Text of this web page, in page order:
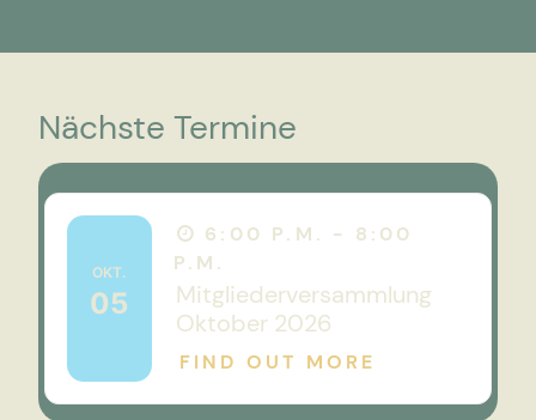
Nächste Termine
OKT.
05
6:00 P.M. - 8:00
P.M.
Mitgliederversammlung
Oktober 2026
FIND OUT MORE